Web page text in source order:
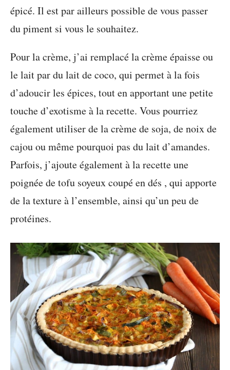
épicé. Il est par ailleurs possible de vous passer
du piment si vous le souhaitez.
Pour la crème, j’ai remplacé la crème épaisse ou
le lait par du lait de coco, qui permet à la fois
d’adoucir les épices, tout en apportant une petite
touche d’exotisme à la recette. Vous pourriez
également utiliser de la crème de soja, de noix de
cajou ou même pourquoi pas du lait d’amandes.
Parfois, j’ajoute également à la recette une
poignée de tofu soyeux coupé en dés , qui apporte
de la texture à l’ensemble, ainsi qu’un peu de
protéines.